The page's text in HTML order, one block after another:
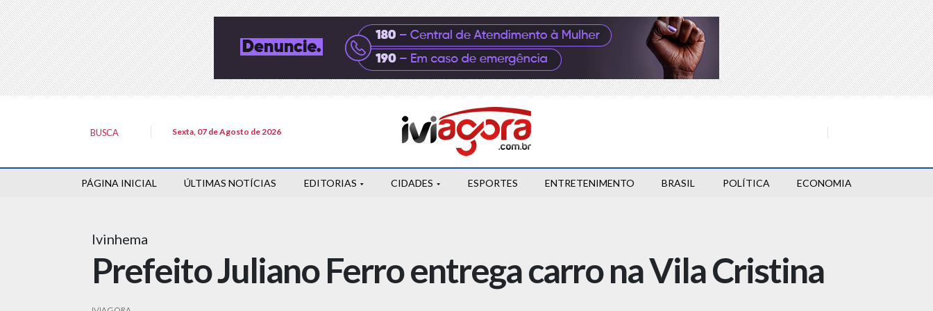
BUSCA Sexta, 07 de Agosto de 2026
PÁGINA INICIAL ÚLTIMAS NOTÍCIAS EDITORIAS CIDADES ESPORTES ENTRETENIMENTO BRASIL POLÍTICA ECONOMIA
Ivinhema
Prefeito Juliano Ferro entrega carro na Vila Cristina